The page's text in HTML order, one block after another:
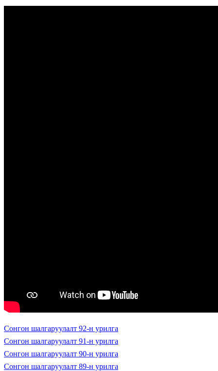
Сонгон шалгаруулалт 92-н урилга
Сонгон шалгаруулалт 91-н урилга
Сонгон шалгаруулалт 90-н урилга
Сонгон шалгаруулалт 89-н урилга